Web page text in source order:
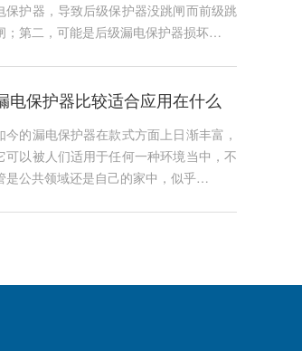
保护器，导致后级保护器没跳闸而前级跳
；第二，可能是后级漏电保护器损坏…
电保护器比较适合应用在什么
…
今的漏电保护器在款式方面上日渐丰富，
可以被人们适用于任何一种环境当中，不
是公共领域还是自己的家中，似乎…